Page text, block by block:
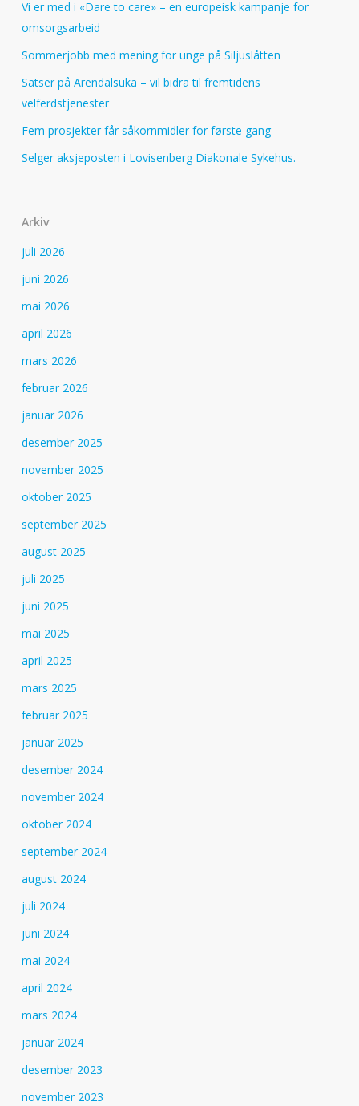
Vi er med i «Dare to care» – en europeisk kampanje for
omsorgsarbeid
Sommerjobb med mening for unge på Siljuslåtten
Satser på Arendalsuka – vil bidra til fremtidens
velferdstjenester
Fem prosjekter får såkornmidler for første gang
Selger aksjeposten i Lovisenberg Diakonale Sykehus.
Arkiv
juli 2026
juni 2026
mai 2026
april 2026
mars 2026
februar 2026
januar 2026
desember 2025
november 2025
oktober 2025
september 2025
august 2025
juli 2025
juni 2025
mai 2025
april 2025
mars 2025
februar 2025
januar 2025
desember 2024
november 2024
oktober 2024
september 2024
august 2024
juli 2024
juni 2024
mai 2024
april 2024
mars 2024
januar 2024
desember 2023
november 2023